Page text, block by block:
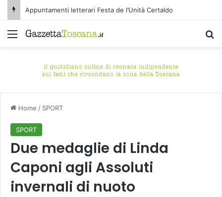
Appuntamenti letterari Festa de l’Unità Certaldo
Menu
Home / SPORT
SPORT
Due medaglie di Linda
Caponi agli Assoluti
invernali di nuoto